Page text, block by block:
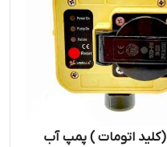
اتومات ) پمپ آب